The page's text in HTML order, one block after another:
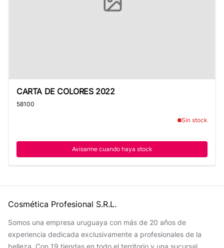
CARTA DE COLORES 2022
58100
Sin stock
Avisarme cuando haya stock
Cosmética Profesional S.R.L.
Somos una empresa uruguaya con más de 20 años de
experiencia dedicada exclusivamente a profesionales de la
belleza. Con 19 tiendas en todo el territorio y una sucursal